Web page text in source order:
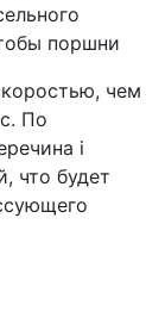
поршни
чем
По
i
что будет